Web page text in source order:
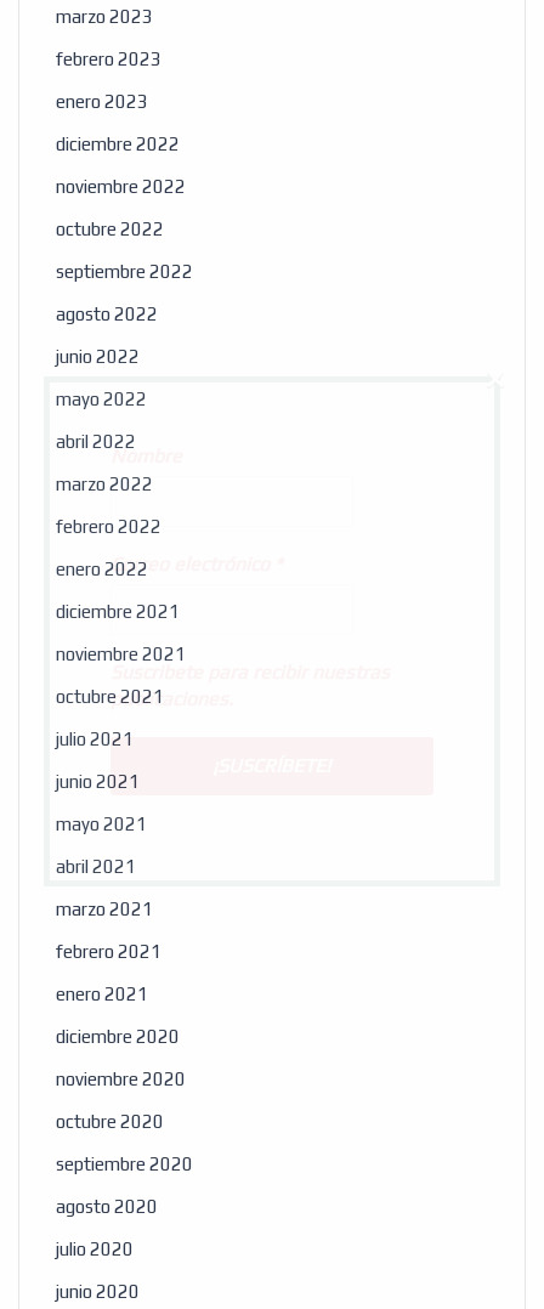
marzo 2023
febrero 2023
enero 2023
diciembre 2022
noviembre 2022
octubre 2022
septiembre 2022
agosto 2022
junio 2022
mayo 2022
abril 2022
marzo 2022
febrero 2022
enero 2022
diciembre 2021
noviembre 2021
octubre 2021
julio 2021
junio 2021
mayo 2021
abril 2021
marzo 2021
febrero 2021
enero 2021
diciembre 2020
noviembre 2020
octubre 2020
septiembre 2020
agosto 2020
julio 2020
junio 2020
Nombre
Correo electrónico
publicaciones.